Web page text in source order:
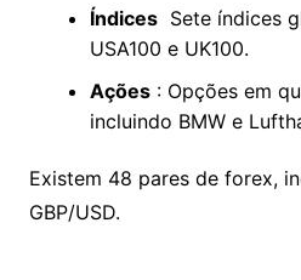
Crypto– 13 pares de
incluindo LTC, ETH e
Índices Sete índices
USA100 e UK100.
Ações: Opções em
incluindo BMW e